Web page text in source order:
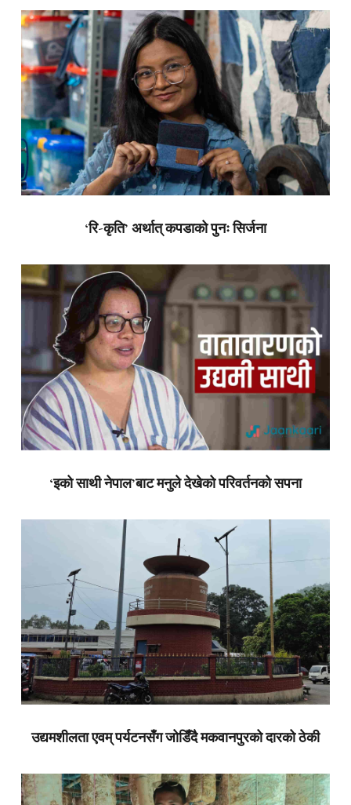
‘रि-कृति’ अर्थात् कपडाको पुनः सिर्जना
‘इको साथी नेपाल’बाट मनुले देखेको परिवर्तनको सपना
उद्यमशीलता एवम् पर्यटनसँग जोडिँदै मकवानपुरको दारको ठेकी